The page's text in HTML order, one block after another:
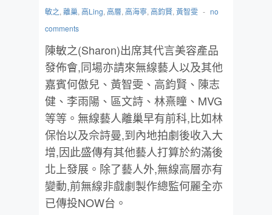
敏之, 離巢, 高Ling, 高層, 高海寧, 高鈞賢, 黃智雯 - no
comments
陳敏之(Sharon)出席其代言美容產品
發佈會,同場亦請來無線藝人以及其他
嘉賓何傲兒、黃智雯、高鈞賢、陳志
健、李雨陽、區文詩、林熹瞳、MVG
等等。無線藝人離巢早有前科,比如林
保怡以及佘詩曼,到內地拍劇後收入大
增,因此盛傳有其他藝人打算於約滿後
北上發展。除了藝人外,無線高層亦有
變動,前無線非戲劇製作總監何麗全亦
已傳投NOW台。